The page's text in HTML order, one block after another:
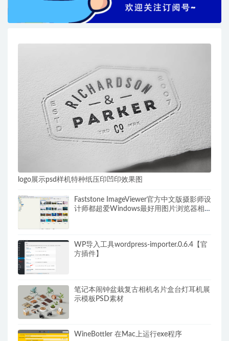
logo展示psd样机特种纸压印凹印效果图
Faststone ImageViewer官方中文版摄影师设
计师都超爱Windows最好用图片浏览器相
WP导入工具wordpress-importer.0.6.4【官
方插件】
笔记本闹钟盆栽复古相机名片盒台灯耳机展
示模板PSD素材
WineBottler 在Mac上运行exe程序